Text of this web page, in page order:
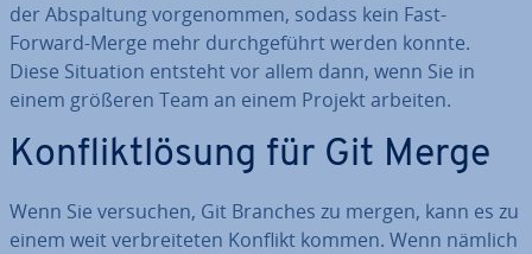
der Ab­spal­tung vor­ge­nom­men, sodass kein Fast-
Forward-Merge mehr durch­ge­führt werden konnte.
Diese Situation entsteht vor allem dann, wenn Sie in
einem größeren Team an einem Projekt arbeiten.
Kon­flikt­lö­sung für Git Merge
Wenn Sie versuchen, Git Branches zu mergen, kann es zu
einem weit ver­brei­te­ten Konflikt kommen. Wenn nämlich